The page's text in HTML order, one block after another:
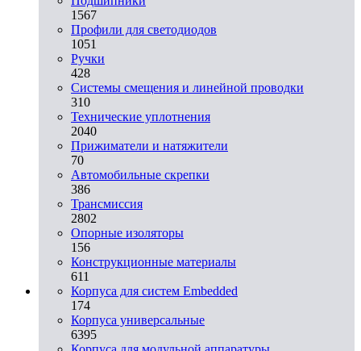
1567
Профили для светодиодов
1051
Ручки
428
Системы смещения и линейной проводки
310
Технические уплотнения
2040
Прижиматели и натяжители
70
Автомобильные скрепки
386
Трансмиссия
2802
Опорные изоляторы
156
Конструкционные материалы
611
Корпуса для систем Embedded
174
Корпуса универсальные
6395